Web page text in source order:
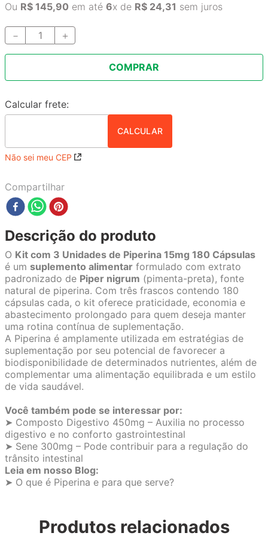
Ou R$ 145,90 em até 6x de R$ 24,31 sem juros
＋
－
COMPRAR
Não sei meu CEP
Compartilhar
Descrição do produto
O Kit com 3 Unidades de Piperina 15mg 180 Cápsulas
é um suplemento alimentar formulado com extrato
padronizado de Piper nigrum (pimenta-preta), fonte
natural de piperina. Com três frascos contendo 180
cápsulas cada, o kit oferece praticidade, economia e
abastecimento prolongado para quem deseja manter
uma rotina contínua de suplementação.
A Piperina é amplamente utilizada em estratégias de
suplementação por seu potencial de favorecer a
biodisponibilidade de determinados nutrientes, além de
complementar uma alimentação equilibrada e um estilo
de vida saudável.
Você também pode se interessar por:
➤ Composto Digestivo 450mg – Auxilia no processo
digestivo e no conforto gastrointestinal
➤ Sene 300mg – Pode contribuir para a regulação do
trânsito intestinal
Leia em nosso Blog:
➤ O que é Piperina e para que serve?
Produtos relacionados